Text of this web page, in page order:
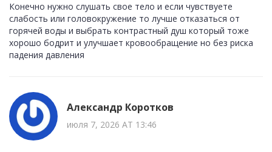
Конечно нужно слушать свое тело и если чувствуете
слабость или головокружение то лучше отказаться от
горячей воды и выбрать контрастный душ который тоже
хорошо бодрит и улучшает кровообращение но без риска
падения давления
Александр Коротков
июля 7, 2026 AT 13:46